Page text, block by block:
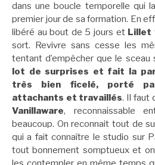
dans une boucle temporelle qui
premier jour de sa formation. En
libéré au bout de 5 jours et Lillet
sort. Revivre sans cesse les
tentant d’empêcher que le sceau
lot de surprises et fait la
très bien ficelé, porté
attachants et travaillés. Il faut
Vanillaware, reconnaissable
beaucoup. On reconnait tout de
qui a fait connaître le studio sur
tout bonnement somptueux et